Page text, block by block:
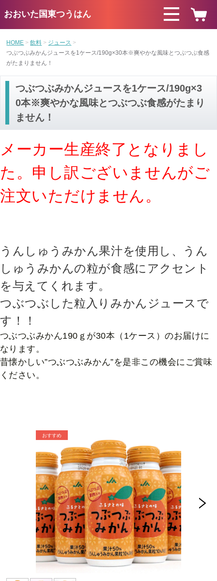
おおいた国東つうはん
HOME 飲料
ジュース
つぶつぶみかんジュースを1ケース/190g×30本※爽やかな風味とつぶつぶ食感
がたまりません！
つぶつぶみかんジュースを1ケース/190g×3
0本※爽やかな風味とつぶつぶ食感がたまり
ません！
メーカー生産終了となりまし
た。申し訳ございませんがご
注文いただけません。
うんしゅうみかん果汁を使用し、うん
しゅうみかんの粒が食感にアクセント
を与えてくれます。
つぶつぶした粒入りみかんジュースで
す！！
つぶつぶみかん190ｇが30本（1ケース）のお届けに
なります。
昔懐かしい”つぶつぶみかん”を是非この機会にご賞味
ください。